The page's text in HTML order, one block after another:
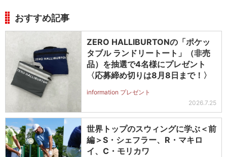
おすすめ記事
ZERO HALLIBURTONの「ポケッ
タブル ランドリートート」（非売
品）を抽選で4名様にプレゼント
〈応募締め切りは8月8日まで！〉
information プレゼント
2026.7.25
世界トップのスウィングに学ぶ＜前
編＞S・シェフラー、R・マキロ
イ、C・モリカワ